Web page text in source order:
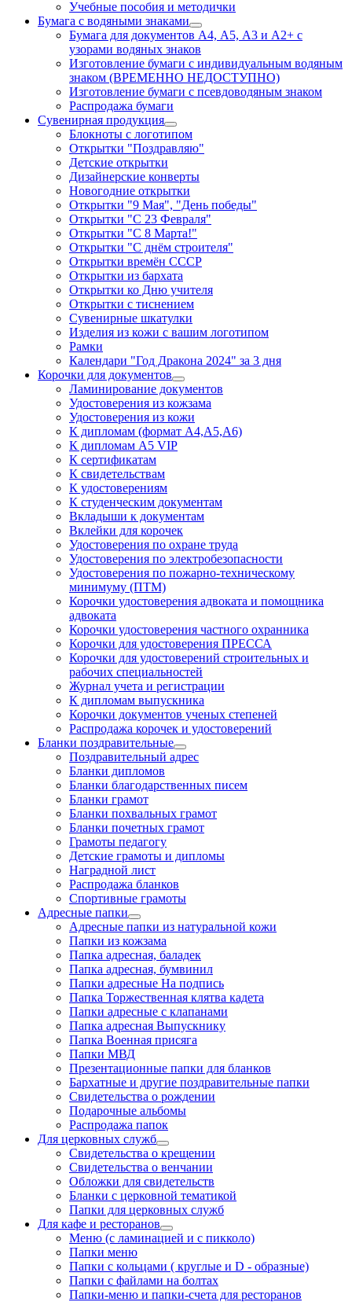
Учебные пособия и методички
Бумага с водяными знаками
Бумага для документов А4, А5, А3 и А2+ с
узорами водяных знаков
Изготовление бумаги с индивидуальным водяным
знаком (ВРЕМЕННО НЕДОСТУПНО)
Изготовление бумаги с псевдоводяным знаком
Распродажа бумаги
Сувенирная продукция
Блокноты с логотипом
Открытки "Поздравляю"
Детские открытки
Дизайнерские конверты
Новогодние открытки
Открытки "9 Мая", "День победы"
Открытки "С 23 Февраля"
Открытки "С 8 Марта!"
Открытки "С днём строителя"
Открытки времён СССР
Открытки из бархата
Открытки ко Дню учителя
Открытки с тиснением
Сувенирные шкатулки
Изделия из кожи с вашим логотипом
Рамки
Календари "Год Дракона 2024" за 3 дня
Корочки для документов
Ламинирование документов
Удостоверения из кожзама
Удостоверения из кожи
К дипломам (формат А4,А5,А6)
К дипломам А5 VIP
К сертификатам
К свидетельствам
К удостоверениям
К студенческим документам
Вкладыши к документам
Вклейки для корочек
Удостоверения по охране труда
Удостоверения по электробезопасности
Удостоверения по пожарно-техническому
минимуму (ПТМ)
Корочки удостоверения адвоката и помощника
адвоката
Корочки удостоверения частного охранника
Корочки для удостоверения ПРЕССА
Корочки для удостоверений строительных и
рабочих специальностей
Журнал учета и регистрации
К дипломам выпускника
Корочки документов ученых степеней
Распродажа корочек и удостоверений
Бланки поздравительные
Поздравительный адрес
Бланки дипломов
Бланки благодарственных писем
Бланки грамот
Бланки похвальных грамот
Бланки почетных грамот
Грамоты педагогу
Детские грамоты и дипломы
Наградной лист
Распродажа бланков
Спортивные грамоты
Адресные папки
Адресные папки из натуральной кожи
Папки из кожзама
Папка адресная, баладек
Папка адресная, бумвинил
Папки адресные На подпись
Папка Торжественная клятва кадета
Папки адресные с клапанами
Папка адресная Выпускнику
Папка Военная присяга
Папки МВД
Презентационные папки для бланков
Бархатные и другие поздравительные папки
Свидетельства о рождении
Подарочные альбомы
Распродажа папок
Для церковных служб
Свидетельства о крещении
Свидетельства о венчании
Обложки для свидетельств
Бланки с церковной тематикой
Папки для церковных служб
Для кафе и ресторанов
Меню (с ламинацией и с пикколо)
Папки меню
Папки с кольцами ( круглые и D - образные)
Папки с файлами на болтах
Папки-меню и папки-счета для ресторанов